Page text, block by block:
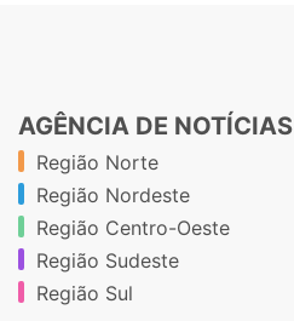
AGÊNCIA DE NOTÍCIAS
Região Norte
Região Nordeste
Região Centro-Oeste
Região Sudeste
Região Sul